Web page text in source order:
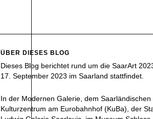
ÜBER DIESES BLOG
Dieses Blog berichtet rund um die SaarArt
17. September 2023 im Saarland stattfindet.
In der Modernen Galerie, dem
Kulturzentrum am Eurobahnhof (KuBa), der